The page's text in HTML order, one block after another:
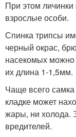
При этом
взрослые особи.
Спинка трипсы
черный окрас,
насекомых можно
их длина 1-1,5мм.
Чаще всего
кладке может
жары, ни холода.
вредителей.